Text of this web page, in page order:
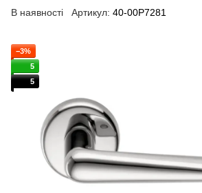
В наявності Артикул: 40-00P7281
−3%
5
5